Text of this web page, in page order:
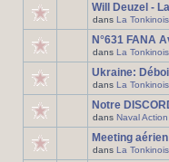
Will Deuzel -
dans La
N°631 FANA
dans La
Ukraine:
dans La
Notre
dans Naval Action
Meeting
dans La